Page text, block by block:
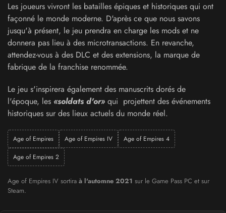
Les joueurs vivront les batailles épiques et historiques qui ont
façonné le monde moderne. D'après ce que nous savons
jusqu'à présent, le jeu prendra en charge les mods et ne
donnera pas lieu à des microtransactions. En revanche,
attendez-vous à des DLC et des extensions, la marque de
fabrique de la franchise renommée.
Le jeu s'inspirera également des manuscrits dorés de
l'époque, les «soldats d'or» qui projettent des événements
historiques sur des lieux actuels du monde réel.
Age of Empires Age of Empires IV
Age of Empires 4
Age of Empires 2
Age of Empires IV sortira à l'automne 2021 sur le Game Pass PC et sur
Steam.